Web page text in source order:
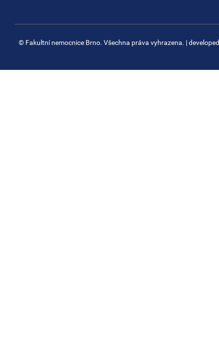
© Fakultní nemocnice Brno. Všechna práva vyhrazena. |